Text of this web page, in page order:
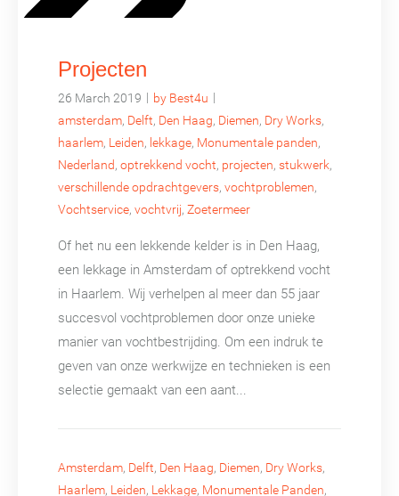
Projecten
26 March 2019 | by Best4u |
amsterdam, Delft, Den Haag, Diemen, Dry Works,
haarlem, Leiden, lekkage, Monumentale panden,
Nederland, optrekkend vocht, projecten, stukwerk,
verschillende opdrachtgevers, vochtproblemen,
Vochtservice, vochtvrij, Zoetermeer
Of het nu een lekkende kelder is in Den Haag,
een lekkage in Amsterdam of optrekkend vocht
in Haarlem. Wij verhelpen al meer dan 55 jaar
succesvol vochtproblemen door onze unieke
manier van vochtbestrijding. Om een indruk te
geven van onze werkwijze en technieken is een
selectie gemaakt van een aant...
Amsterdam, Delft, Den Haag, Diemen, Dry Works,
Haarlem, Leiden, Lekkage, Monumentale Panden,